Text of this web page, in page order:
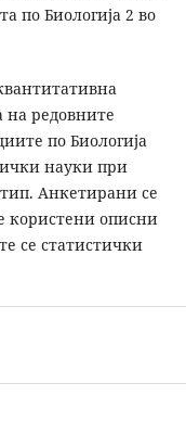
по Биологија 2 во
на редовните
по Биологија
науки при
Анкетирани се
користени описни
се статистички